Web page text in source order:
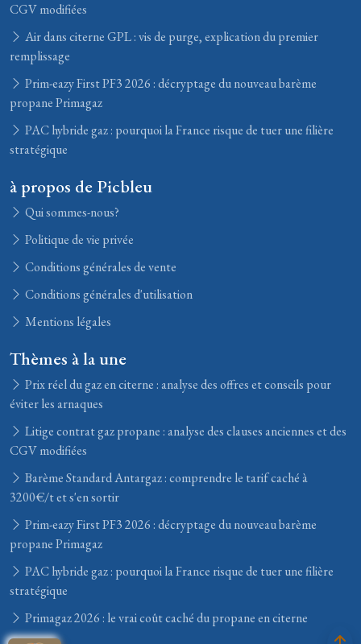
CGV modifiées
Air dans citerne GPL : vis de purge, explication du premier
remplissage
Prim-eazy First PF3 2026 : décryptage du nouveau barème
propane Primagaz
PAC hybride gaz : pourquoi la France risque de tuer une filière
stratégique
à propos de Picbleu
Qui sommes-nous?
Politique de vie privée
Conditions générales de vente
Conditions générales d'utilisation
Mentions légales
Thèmes à la une
Prix réel du gaz en citerne : analyse des offres et conseils pour
éviter les arnaques
Litige contrat gaz propane : analyse des clauses anciennes et des
CGV modifiées
Barème Standard Antargaz : comprendre le tarif caché à
3200€/t et s'en sortir
Prim-eazy First PF3 2026 : décryptage du nouveau barème
propane Primagaz
PAC hybride gaz : pourquoi la France risque de tuer une filière
stratégique
Primagaz 2026 : le vrai coût caché du propane en citerne